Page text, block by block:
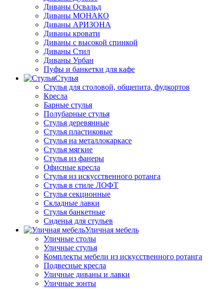
Диваны Освальд
Диваны МОНАКО
Диваны АРИЗОНА
Диваны кровати
Диваны с высокой спинкой
Диваны Стил
Диваны Урбан
Пуфы и банкетки для кафе
Стулья
Стулья для столовой, общепита, фудкортов
Кресла
Барные стулья
Полубарные стулья
Стулья деревянные
Стулья пластиковые
Стулья на металлокаркасе
Стулья мягкие
Стулья из фанеры
Офисные кресла
Стулья из искусственного ротанга
Стулья в стиле ЛОФТ
Стулья секционные
Складные лавки
Стулья банкетные
Сиденья для стульев
Уличная мебель
Уличные столы
Уличные стулья
Комплекты мебели из искусственного ротанга
Подвесные кресла
Уличные диваны и лавки
Уличные зонты